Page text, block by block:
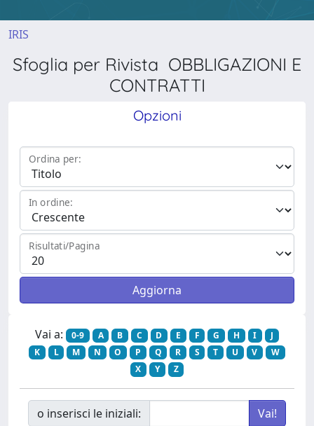
IRIS
Sfoglia per Rivista OBBLIGAZIONI E
CONTRATTI
Opzioni
Ordina per:
In ordine:
Risultati/Pagina
Vai a: 0-9 A B C D E F G H I
J
K
L M N O P Q R S T U V
W
X
Y Z
o inserisci le iniziali: